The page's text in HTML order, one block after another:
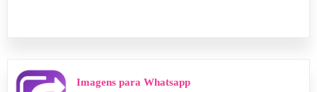
Imagens para Whatsapp